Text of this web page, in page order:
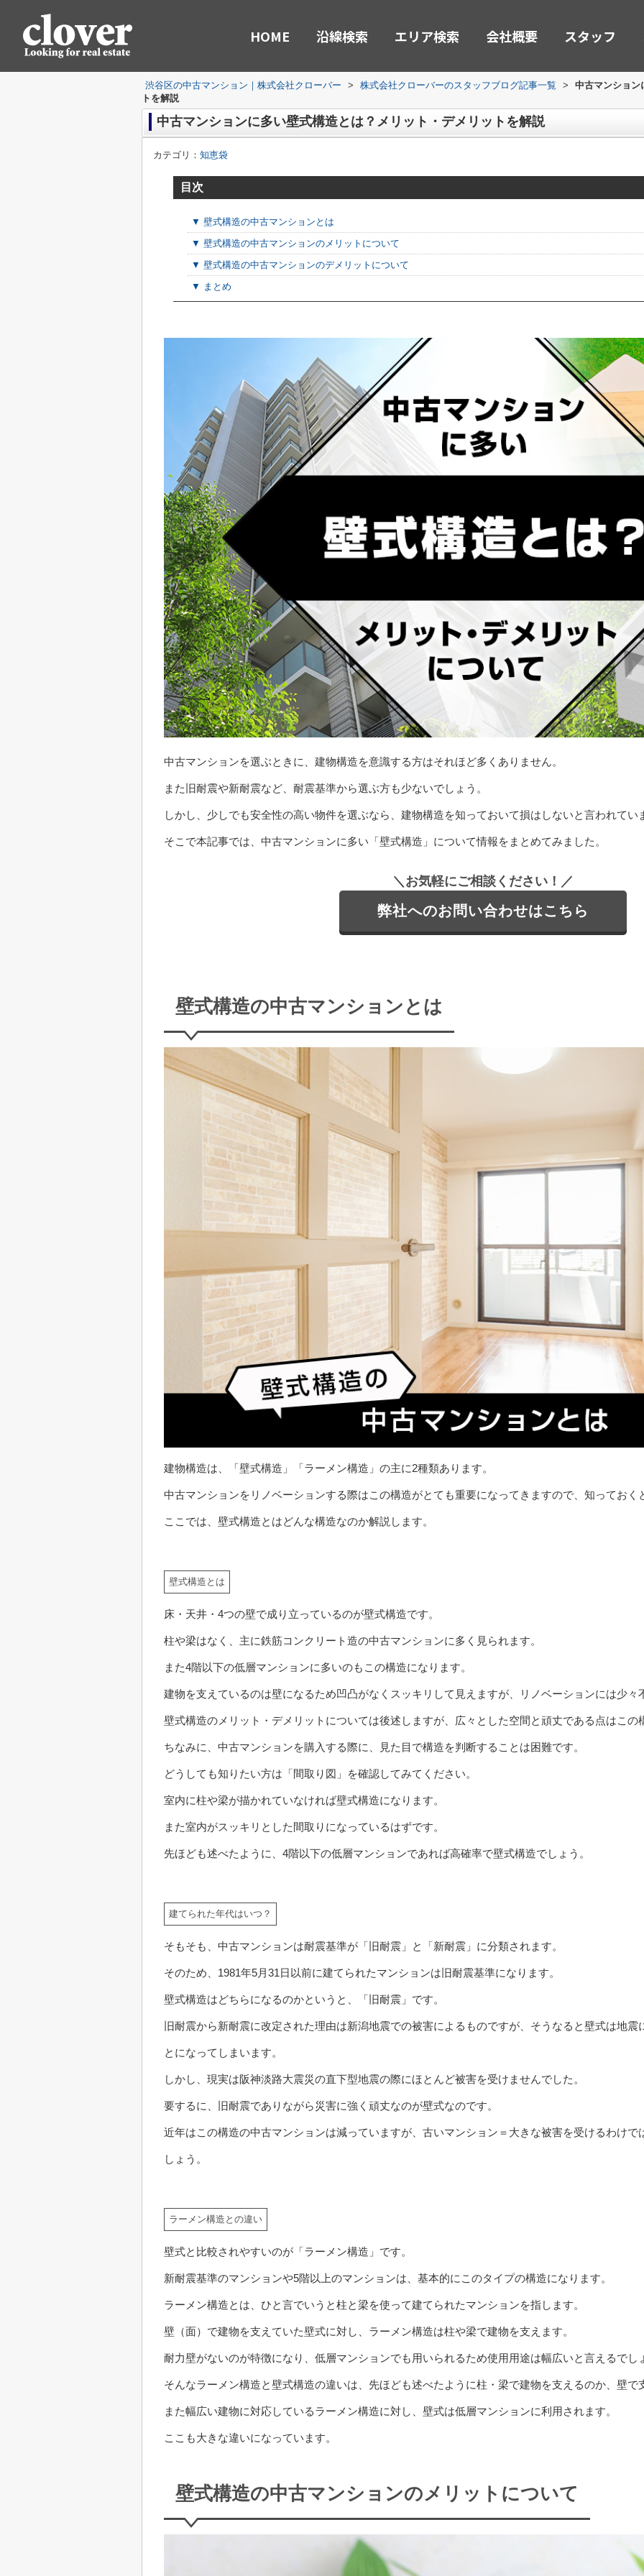
HOME 沿線検索 エリア検索 会社概要 スタッフ
渋谷区の中古マンション｜株式会社クローバー > 株式会社クローバーのスタッフブログ記事一覧 >
中古マンション
トを解説
中古マンションに多い壁式構造とは？メリット・デメリットを解説
カテゴリ： 知恵袋
目次
▼ 壁式構造の中古マンションとは
▼ 壁式構造の中古マンションのメリットについて
▼ 壁式構造の中古マンションのデメリットについて
▼ まとめ
中古マンションを選ぶときに、建物構造を意識する方はそれほど多くありません。
また旧耐震や新耐震など、耐震基準から選ぶ方も少ないでしょう。
しかし、少しでも安全性の高い物件を選ぶなら、建物構造を知っておいて損はしないと言われてい
そこで本記事では、中古マンションに多い「壁式構造」について情報をまとめてみました。
＼お気軽にご相談ください！／
弊社へのお問い合わせはこちら
壁式構造の中古マンションとは
建物構造は、「壁式構造」「ラーメン構造」の主に2種類あります。
中古マンションをリノベーションする際はこの構造がとても重要になってきますので、知っておく
ここでは、壁式構造とはどんな構造なのか解説します。
壁式構造とは
床・天井・4つの壁で成り立っているのが壁式構造です。
柱や梁はなく、主に鉄筋コンクリート造の中古マンションに多く見られます。
また4階以下の低層マンションに多いのもこの構造になります。
建物を支えているのは壁になるため凹凸がなくスッキリして見えますが、リノベーションには少々
壁式構造のメリット・デメリットについては後述しますが、広々とした空間と頑丈である点はこの
ちなみに、中古マンションを購入する際に、見た目で構造を判断することは困難です。
どうしても知りたい方は「間取り図」を確認してみてください。
室内に柱や梁が描かれていなければ壁式構造になります。
また室内がスッキリとした間取りになっているはずです。
先ほども述べたように、4階以下の低層マンションであれば高確率で壁式構造でしょう。
建てられた年代はいつ？
そもそも、中古マンションは耐震基準が「旧耐震」と「新耐震」に分類されます。
そのため、1981年5月31日以前に建てられたマンションは旧耐震基準になります。
壁式構造はどちらになるのかというと、「旧耐震」です。
旧耐震から新耐震に改定された理由は新潟地震での被害によるものですが、そうなると壁式は地
とになってしまいます。
しかし、現実は阪神淡路大震災の直下型地震の際にほとんど被害を受けませんでした。
要するに、旧耐震でありながら災害に強く頑丈なのが壁式なのです。
近年はこの構造の中古マンションは減っていますが、古いマンション＝大きな被害を受けるわけ
しょう。
ラーメン構造との違い
壁式と比較されやすいのが「ラーメン構造」です。
新耐震基準のマンションや5階以上のマンションは、基本的にこのタイプの構造になります。
ラーメン構造とは、ひと言でいうと柱と梁を使って建てられたマンションを指します。
壁（面）で建物を支えていた壁式に対し、ラーメン構造は柱や梁で建物を支えます。
耐力壁がないのが特徴になり、低層マンションでも用いられるため使用用途は幅広いと言えるでし
そんなラーメン構造と壁式構造の違いは、先ほども述べたように柱・梁で建物を支えるのか、壁で
また幅広い建物に対応しているラーメン構造に対し、壁式は低層マンションに利用されます。
ここも大きな違いになっています。
壁式構造の中古マンションのメリットについて